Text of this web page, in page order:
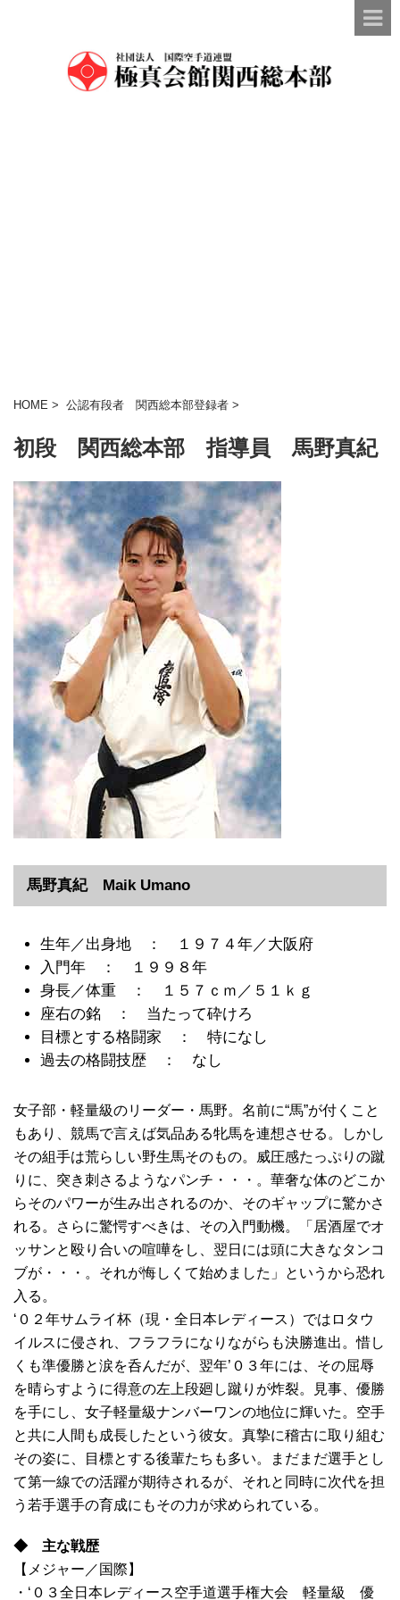
HOME > 公認有段者 関西総本部登録者 >
初段 関西総本部 指導員 馬野真紀
馬野真紀 Maik Umano
生年／出身地 ： １９７４年／大阪府
入門年 ： １９９８年
身長／体重 ： １５７ｃｍ／５１ｋｇ
座右の銘 ： 当たって砕けろ
目標とする格闘家 ： 特になし
過去の格闘技歴 ： なし
女子部・軽量級のリーダー・馬野。名前に“馬”が付くこと
もあり、競馬で言えば気品ある牝馬を連想させる。しかし
その組手は荒らしい野生馬そのもの。威圧感たっぷりの蹴
りに、突き刺さるようなパンチ・・・。華奢な体のどこか
らそのパワーが生み出されるのか、そのギャップに驚かさ
れる。さらに驚愕すべきは、その入門動機。「居酒屋でオ
ッサンと殴り合いの喧嘩をし、翌日には頭に大きなタンコ
ブが・・・。それが悔しくて始めました」というから恐れ
入る。
‘０２年サムライ杯（現・全日本レディース）ではロタウ
イルスに侵され、フラフラになりながらも決勝進出。惜し
くも準優勝と涙を呑んだが、翌年’０３年には、その屈辱
を晴らすように得意の左上段廻し蹴りが炸裂。見事、優勝
を手にし、女子軽量級ナンバーワンの地位に輝いた。空手
と共に人間も成長したという彼女。真摯に稽古に取り組む
その姿に、目標とする後輩たちも多い。まだまだ選手とし
て第一線での活躍が期待されるが、それと同時に次代を担
う若手選手の育成にもその力が求められている。
◆ 主な戦歴
【メジャー／国際】
・‘０３全日本レディース空手道選手権大会 軽量級 優